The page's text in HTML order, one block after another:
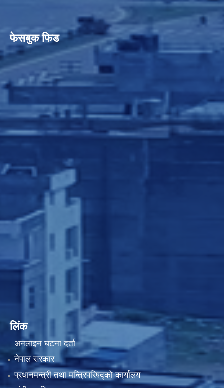
फेसबुक फिड
लिंक
अनलाइन घटना दर्ता
नेपाल सरकार
प्रधानमन्त्री तथा मन्त्रिपरिषद्को कार्यालय